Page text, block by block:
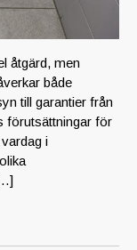
åtgärd, men
både
till garantier från
förutsättningar för
i